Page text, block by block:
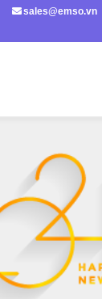
sales@emso.vn